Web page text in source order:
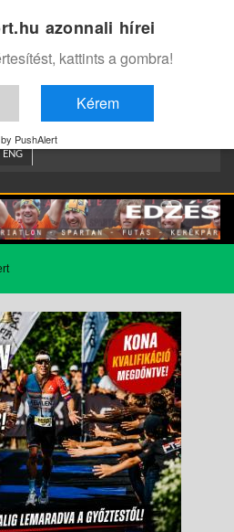
ENG
azonnali hírei
kattints a gombra!
Kérem
by PushAlert